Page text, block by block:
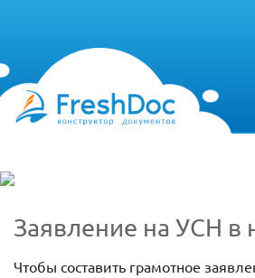
Заявление на УСН в
Чтобы составить грамотное